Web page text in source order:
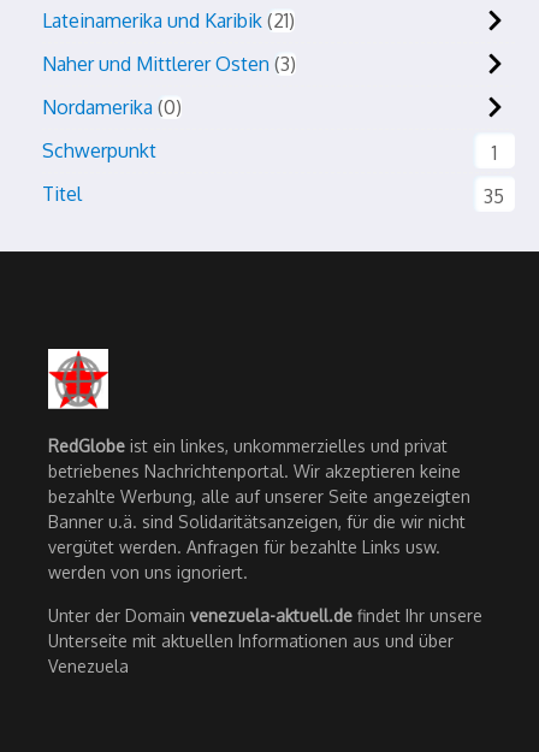
Lateinamerika und Karibik 21
Naher und Mittlerer Osten 3
Nordamerika 0
Schwerpunkt
1
Titel
35
RedGlobe ist ein linkes, unkommerzielles und privat
betriebenes Nachrichtenportal. Wir akzeptieren keine
bezahlte Werbung, alle auf unserer Seite angezeigten
Banner u.ä. sind Solidaritätsanzeigen, für die wir nicht
vergütet werden. Anfragen für bezahlte Links usw.
werden von uns ignoriert.
Unter der Domain venezuela-aktuell.de findet Ihr unsere
Unterseite mit aktuellen Informationen aus und über
Venezuela